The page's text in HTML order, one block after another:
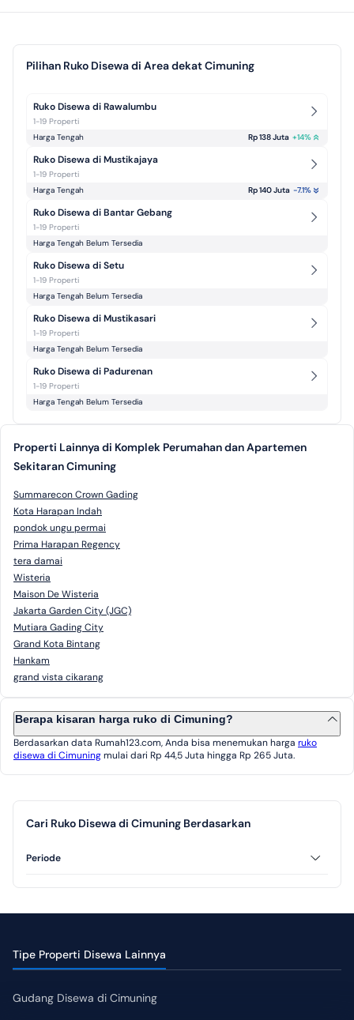
Pilihan Ruko Disewa di Area dekat Cimuning
Ruko Disewa di Rawalumbu
1-19 Properti
Harga Tengah
Rp 138 Juta +14%
Ruko Disewa di Mustikajaya
1-19 Properti
Harga Tengah
Rp 140 Juta -7.1%
Ruko Disewa di Bantar Gebang
1-19 Properti
Harga Tengah Belum Tersedia
Ruko Disewa di Setu
1-19 Properti
Harga Tengah Belum Tersedia
Ruko Disewa di Mustikasari
1-19 Properti
Harga Tengah Belum Tersedia
Ruko Disewa di Padurenan
1-19 Properti
Harga Tengah Belum Tersedia
Properti Lainnya di Komplek Perumahan dan Apartemen
Sekitaran Cimuning
Summarecon Crown Gading
Kota Harapan Indah
pondok ungu permai
Prima Harapan Regency
tera damai
Wisteria
Maison De Wisteria
Jakarta Garden City (JGC)
Mutiara Gading City
Grand Kota Bintang
Hankam
grand vista cikarang
Berapa kisaran harga ruko di Cimuning?
Berdasarkan data Rumah123.com, Anda bisa menemukan harga ruko
disewa di Cimuningmulai dari Rp 44,5 Juta hingga Rp 265 Juta.
Cari Ruko Disewa di Cimuning Berdasarkan
Periode
Tipe Properti Disewa Lainnya
Gudang Disewa di Cimuning